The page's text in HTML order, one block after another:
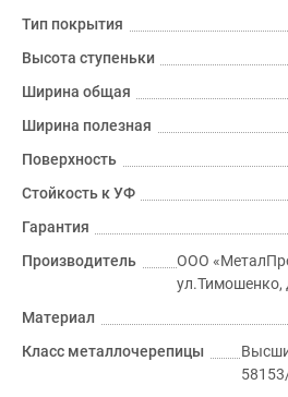
Тип покрытия
Высота ступеньки
Ширина общая
Ширина полезная
Поверхность
Стойкость к УФ
Гарантия
Производитель
ООО
ул.Тимошенко,
Материал
Класс металлочерепицы